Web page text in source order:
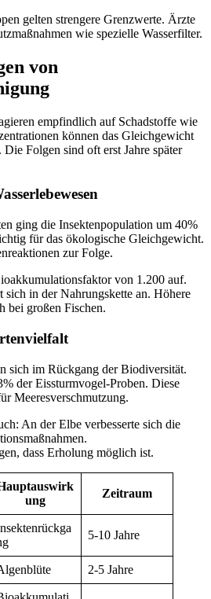
gelten strengere Grenzwerte. Ärzte
wie spezielle Wasserfilter.
von
empfindlich auf Schadstoffe wie
können das Gleichgewicht
Folgen sind oft erst Jahre später
ging die Insektenpopulation um 40%
für das ökologische Gleichgewicht.
zur Folge.
von 1.200 auf.
in der Nahrungskette an. Höhere
bei großen Fischen.
sich im Rückgang der Biodiversität.
der Eissturmvogel-Proben. Diese
Meeresverschmutzung.
An der Elbe verbesserte sich die
dass Erholung möglich ist.
ung
Zeitraum
5-10 Jahre
2-5 Jahre